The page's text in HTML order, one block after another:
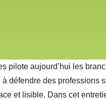
pilote aujourd’hui les
défendre des professions
et lisible. Dans cet